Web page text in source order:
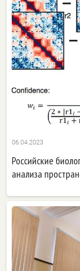
06.04.2023
Российские
анализа